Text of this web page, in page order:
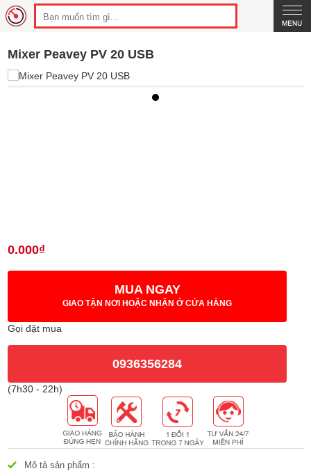
Mixer Peavey PV 20 USB
0.000₫
MUA NGAY
GIAO TẬN NƠI HOẶC NHẬN Ở CỬA HÀNG
Gọi đặt mua
0936356284
(7h30 - 22h)
Mô tả sản phẩm :